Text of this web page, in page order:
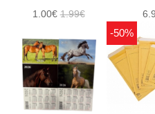
1.00€1.99€
-50%